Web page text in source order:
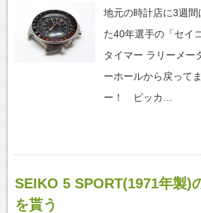
地元の時計店に3週
た40年選手の「セイ
タイマー ラリーメー
ーホールから戻って
ー！ ピッカ…
SEIKO 5 SPORT(1971年製)
を貰う